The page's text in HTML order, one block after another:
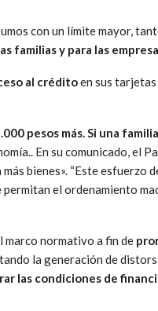
con un límite mayor,
familias y para las
al créditoen sus tarjetas
pesos más. Si una
En su comunicado, el
más bienes». “Este esfuerzo
el ordenamiento
marco normativo a fin de
la generación de
las condiciones de